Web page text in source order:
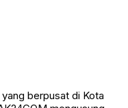
berpusat di Kota